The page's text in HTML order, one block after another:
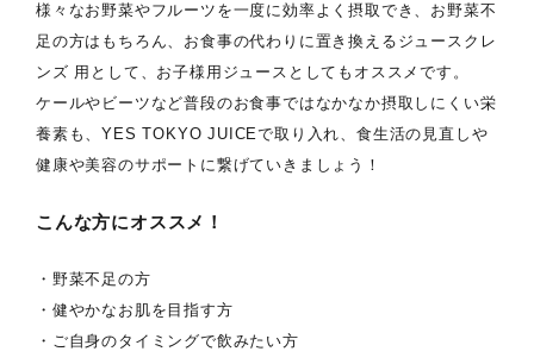
様々なお野菜やフルーツを一度に効率よく摂取でき、お野菜不
足の方はもちろん、お食事の代わりに置き換えるジュースクレ
ンズ 用として、お子様用ジュースとしてもオススメです。
ケールやビーツなど普段のお食事ではなかなか摂取しにくい栄
養素も、YES TOKYO JUICEで取り入れ、食生活の見直しや
健康や美容のサポートに繋げていきましょう！
こんな方にオススメ！
・野菜不足の方
・健やかなお肌を目指す方
・ご自身のタイミングで飲みたい方